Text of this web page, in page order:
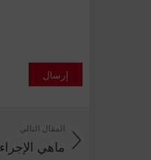
إرسال
المقال التالي
ماهي